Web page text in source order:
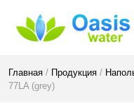
Главная / Продукция /
77LA (grey)